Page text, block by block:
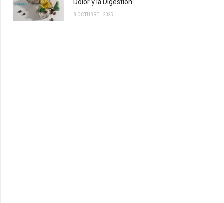
Dolor y la Digestión
8 OCTUBRE, 2025